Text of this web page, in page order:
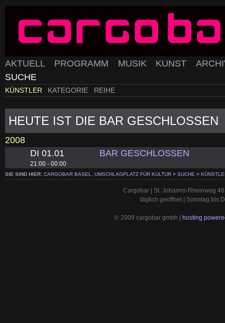
AKTUELL PROGRAMM MUSIK KUNST
SUCHE
KÜNSTLER KATEGORIE REIHE
HEUTE IST DIE BAR GESCHLOSSEN
2008
DI 01.01
21:00 - 00:00
BAR GESCHLOSSEN
SIE SIND HIER: CARGOBAR BASEL, UMSCHLAGPLATZ FÜR KULTUR > SUCHE >
Cargobar | St. Johanns-Rheinweg
täglich geöffnet | Sonntag bis
© 2009 cargobar gmbh | hosting